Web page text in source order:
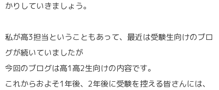
かりしていきましょう。
私が高3担当ということもあって、最近は受験生向けのブロ
グが続いていましたが
今回のブログは高1高2生向けの内容です。
これからおよそ1年後、2年後に受験を控える皆さんには、